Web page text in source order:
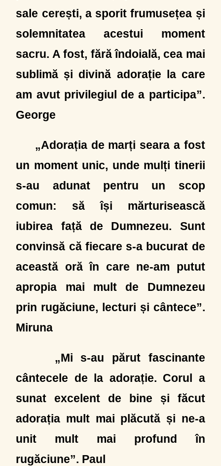
sale cerești, a sporit frumusețea și
solemnitatea acestui moment
sacru. A fost, fără îndoială, cea mai
sublimă și divină adorație la care
am avut privilegiul de a participa”.
George
„Adorația de marți seara a fost
un moment unic, unde mulți tinerii
s-au adunat pentru un scop
comun: să își mărturisească
iubirea față de Dumnezeu. Sunt
convinsă că fiecare s-a bucurat de
această oră în care ne-am putut
apropia mai mult de Dumnezeu
prin rugăciune, lecturi și cântece”.
Miruna
„Mi s-au părut fascinante
cântecele de la adorație. Corul a
sunat excelent de bine și făcut
adorația mult mai plăcută și ne-a
unit mult mai profund în
rugăciune”. Paul